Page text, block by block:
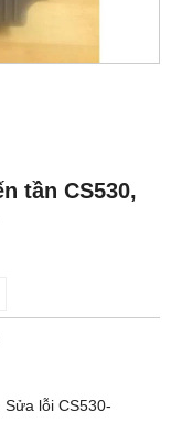
tần CS530,
Sửa lỗi CS530-